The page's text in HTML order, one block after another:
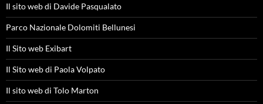
Il sito web di Davide Pasqualato
Parco Nazionale Dolomiti Bellunesi
Il Sito web Exibart
Il Sito web di Paola Volpato
Il sito web di Tolo Marton